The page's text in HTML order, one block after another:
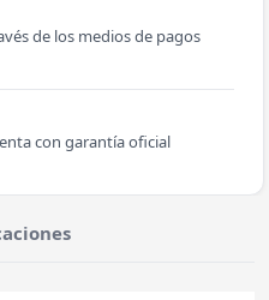
de los medios de pagos
con garantía oficial